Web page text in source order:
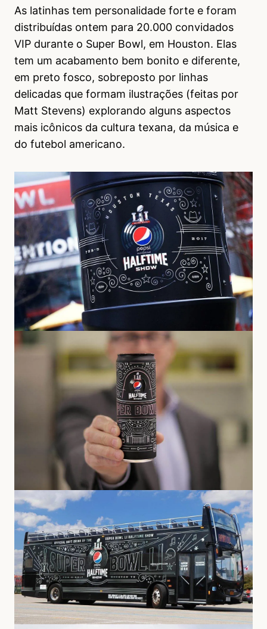
As latinhas tem personalidade forte e foram
distribuídas ontem para 20.000 convidados
VIP durante o Super Bowl, em Houston. Elas
tem um acabamento bem bonito e diferente,
em preto fosco, sobreposto por linhas
delicadas que formam ilustrações (feitas por
Matt Stevens) explorando alguns aspectos
mais icônicos da cultura texana, da música e
do futebol americano.